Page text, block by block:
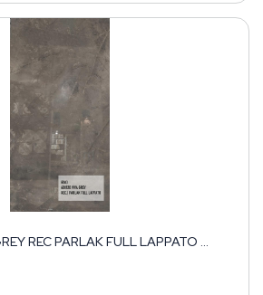
REC PARLAK FULL LAPPATO ...